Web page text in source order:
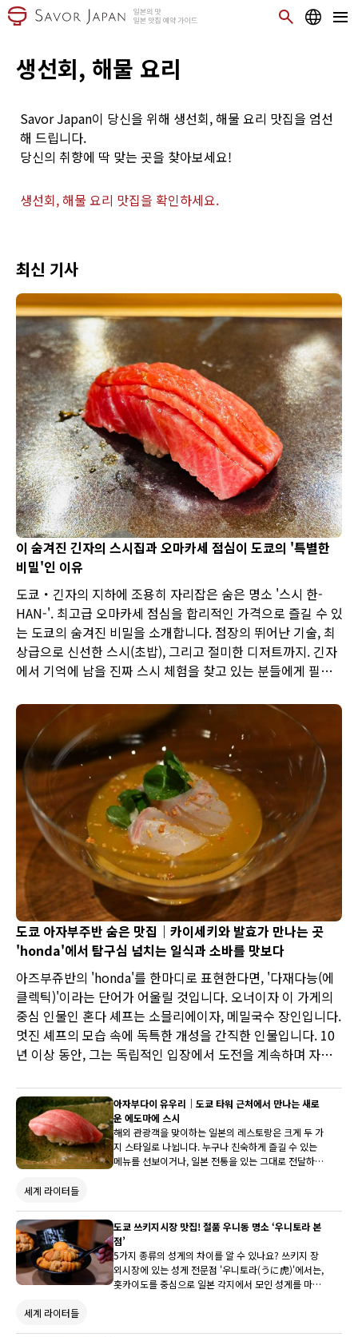
생선회, 해물 요리
Savor Japan이 당신을 위해 생선회, 해물 요리 맛집을 엄선
해 드립니다.
당신의 취향에 딱 맞는 곳을 찾아보세요!
생선회, 해물 요리 맛집을 확인하세요.
최신 기사
이 숨겨진 긴자의 스시집과 오마카세 점심이 도쿄의 '특별한
비밀'인 이유
도쿄・긴자의 지하에 조용히 자리잡은 숨은 명소 '스시 한-
HAN-'. 최고급 오마카세 점심을 합리적인 가격으로 즐길 수 있
는 도쿄의 숨겨진 비밀을 소개합니다. 점장의 뛰어난 기술, 최
상급으로 신선한 스시(초밥), 그리고 절미한 디저트까지. 긴자
에서 기억에 남을 진짜 스시 체험을 찾고 있는 분들에게 필수
도쿄 아자부주반 숨은 맛집｜카이세키와 발효가 만나는 곳
'honda'에서 탐구심 넘치는 일식과 소바를 맛보다
아즈부쥬반의 'honda'를 한마디로 표현한다면, '다재다능(에
클렉틱)'이라는 단어가 어울릴 것입니다. 오너이자 이 가게의
중심 인물인 혼다 셰프는 소믈리에이자, 메밀국수 장인입니다.
멋진 셰프의 모습 속에 독특한 개성을 간직한 인물입니다. 10
년 이상 동안, 그는 독립적인 입장에서 도전을 계속하며 자신
스타일에서 혼다 셰프는 '발효'를 축으로 한 코스 메뉴를 통해
창의성과 자신감을 가지고 일본 음식을 재해석하고 있습니다.
전통적인 요소에 뜻밖의 디테일을 융합시켜, 항상 게스트를 기
쁘게 하고 있습니다.
아자부다이 유우리｜도쿄 타워 근처에서 만나는 새로
운 에도마에 스시
해외 관광객을 맞이하는 일본의 레스토랑은 크게 두 가
지 스타일로 나뉩니다. 누구나 친숙하게 즐길 수 있는
메뉴를 선보이거나, 일본 전통을 있는 그대로 전달하며
스타일을 제안합니다. 유창한 영어 소통과 개성 있는
서비스, 그리고 정통 에도마에 스시를 결합해 해외 고
객들도 편안하게 일본 스시 문화를 즐길 수 있는 특별
한 경험을 선사합니다.
세계 라이터들
도쿄 쓰키지시장 맛집! 절품 우니동 명소 ‘우니토라 본
점’
5가지 종류의 성게의 차이를 알 수 있나요? 쓰키지 장
외시장에 있는 성게 전문점 '우니토라(うに虎)'에서는,
홋카이도를 중심으로 일본 각지에서 모인 성게를 마음
세계 라이터들